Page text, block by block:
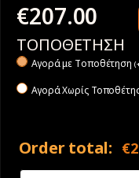
€207.00
ΤΟΠΟΘΕΤΗΣΗ
Αγορά με Tοποθέτηση (
Αγορά Χωρίς
Order total: €